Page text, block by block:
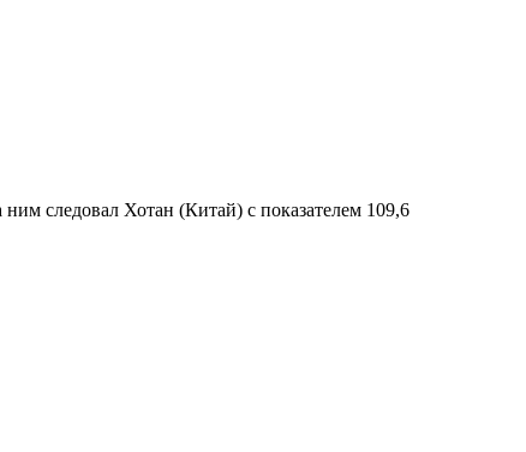
следовал Хотан (Китай) с показателем 109,6